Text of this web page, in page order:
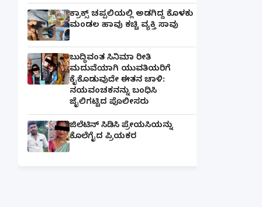
ಕ್ರಾಕ್ಸ್ ಚಪ್ಪಲಿಯಲ್ಲಿ ಅಡಗಿದ್ದ ಕೊಳಕು
ಮಂಡಲ ಹಾವು ಕಚ್ಚಿ ವ್ಯಕ್ತಿ ಸಾವು
ಬುದ್ಧಿವಂತ ಸಿನಿಮಾ ರೀತಿ
ಮದುವೆಯಾಗಿ ಯುವತಿಯರಿಗೆ
ಕೈಕೊಡುವುದೇ ಈತನ ಚಾಳಿ:
ನಯವಂಚಕನನ್ನು ಬಂಧಿಸಿ
ಜೈಲಿಗಟ್ಟಿದ ಪೊಲೀಸರು
ಜಿಲೆಟಿನ್ ಸಿಡಿಸಿ ಪ್ರೇಯಸಿಯನ್ನು
ಕೊಲೆಗೈದ ಪ್ರಿಯಕರ